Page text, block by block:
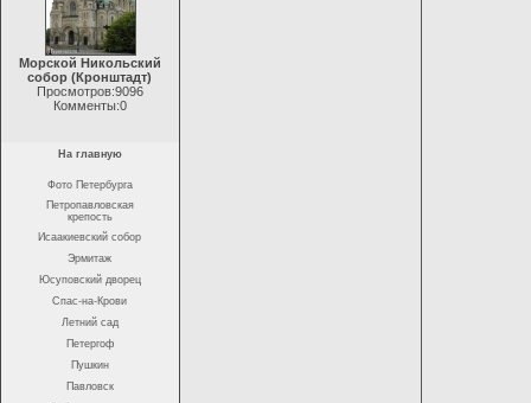
Морской Никольский
собор (Кронштадт)
Просмотров:9096
Комменты:0
На главную
Фото Петербурга
Петропавловская
крепость
Исаакиевский собор
Эрмитаж
Юсуповский дворец
Спас-на-Крови
Летний сад
Петергоф
Пушкин
Павловск